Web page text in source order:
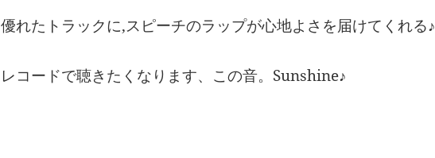
優れたトラックに,スピーチのラップが心地よさを届けてくれる♪
レコードで聴きたくなります、この音。Sunshine♪